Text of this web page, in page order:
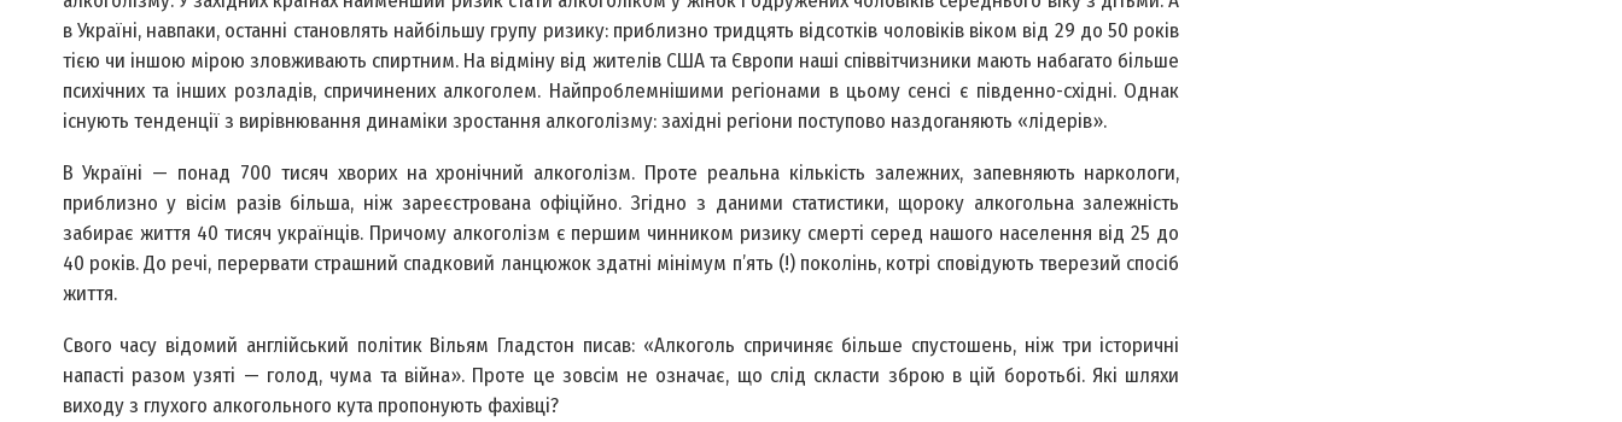
в Україні, навпаки, останні становлять найбільшу групу ризику: приблизно тридцять відсотків чоловіків віком від 29 до 50 років
тією чи іншою мірою зловживають спиртним. На відміну від жителів США та Європи наші співвітчизники мають набагато більше
психічних та інших розладів, спричинених алкоголем. Найпроблемнішими регіонами в цьому сенсі є південно-східні. Однак
існують тенденції з вирівнювання динаміки зростання алкоголізму: західні регіони поступово наздоганяють «лідерів».
В Україні — понад 700 тисяч хворих на хронічний алкоголізм. Проте реальна кількість залежних, запевняють наркологи,
приблизно у вісім разів більша, ніж зареєстрована офіційно. Згідно з даними статистики, щороку алкогольна залежність
забирає життя 40 тисяч українців. Причому алкоголізм є першим чинником ризику смерті серед нашого населення від 25 до
40 років. До речі, перервати страшний спадковий ланцюжок здатні мінімум п’ять (!) поколінь, котрі сповідують тверезий спосіб
життя.
Свого часу відомий англійський політик Вільям Гладстон писав: «Алкоголь спричиняє більше спустошень, ніж три історичні
напасті разом узяті — голод, чума та війна». Проте це зовсім не означає, що слід скласти зброю в цій боротьбі. Які шляхи
виходу з глухого алкогольного кута пропонують фахівці?